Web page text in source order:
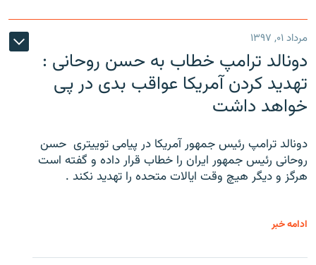
مرداد ۰۱, ۱۳۹۷
دونالد ترامپ خطاب به حسن روحانی :
تهدید کردن آمریکا عواقب بدی در پی
خواهد داشت
دونالد ترامپ رئیس جمهور آمریکا در پیامی توییتری ‌ حسن
روحانی رئیس جمهور ایران را خطاب قرار داده و گفته است
هرگز و دیگر هیچ وقت ایالات متحده را تهدید نکند .
ادامه خبر